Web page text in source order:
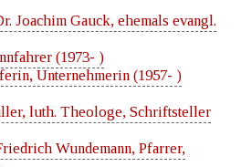
Joachim Gauck, ehemals evangl.
(1973- )
Unternehmerin (1957- )
luth. Theologe, Schriftsteller
Wundemann, Pfarrer,